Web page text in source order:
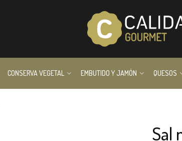
CONSERVA VEGETAL EMBUTIDO Y JAMÓN QUESOS
Sal